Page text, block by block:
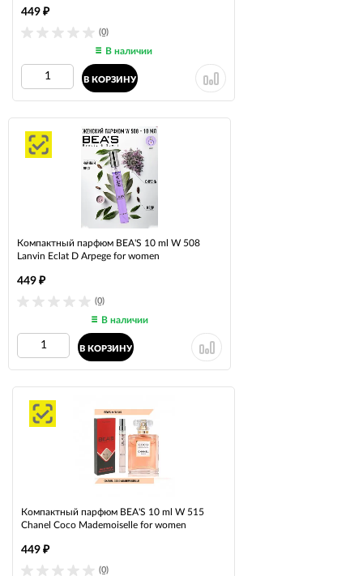
(0)
449 ₽
В наличии
В КОРЗИНУ
Компактный парфюм BEA'S 10 ml W 508
Lanvin Eclat D Arpege for women
(0)
449 ₽
В наличии
В КОРЗИНУ
Компактный парфюм BEA'S 10 ml W 515
Chanel Coco Mademoiselle for women
(0)
449 ₽